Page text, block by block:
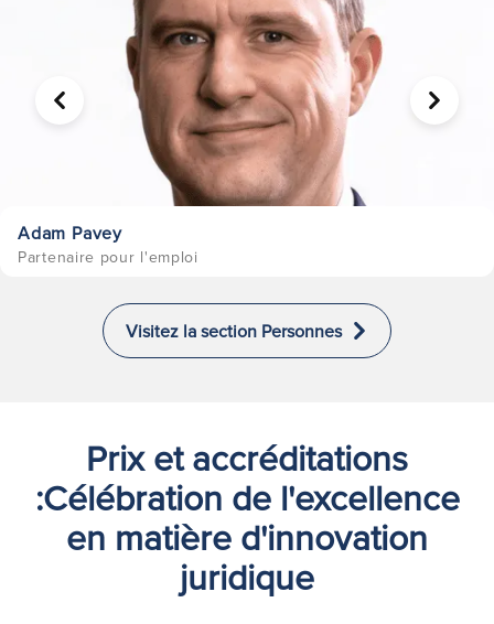
Adam Pavey
Partenaire pour l'emploi
PRÉCÉDENT
Visitez la section Personnes
Prix et accréditations
:Célébration de l'excellence
en matière d'innovation
juridique